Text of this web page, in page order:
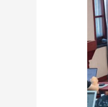
CCTV.節目官網